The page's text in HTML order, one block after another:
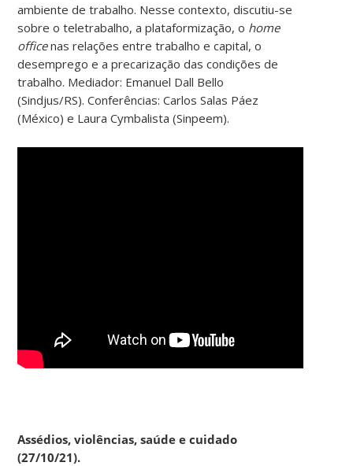
ambiente de trabalho. Nesse contexto, discutiu-se
sobre o teletrabalho, a plataformização, o home
officenas relações entre trabalho e capital, o
desemprego e a precarização das condições de
trabalho. Mediador: Emanuel Dall Bello
(Sindjus/RS). Conferências: Carlos Salas Páez
(México) e Laura Cymbalista (Sinpeem).
Assédios, violências, saúde e cuidado
(27/10/21).